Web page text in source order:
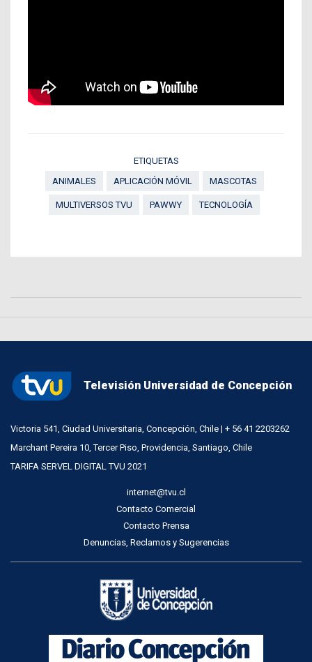
ETIQUETAS
ANIMALES
APLICACIÓN MÓVIL MASCOTAS
MULTIVERSOS TVU PAWWY TECNOLOGÍA
Televisión Universidad de Concepción
Victoria 541, Ciudad Universitaria, Concepción, Chile | + 56 41 2203262
Marchant Pereira 10, Tercer Piso, Providencia, Santiago, Chile
TARIFA SERVEL DIGITAL TVU 2021
internet@tvu.cl
Contacto Comercial
Contacto Prensa
Denuncias, Reclamos y Sugerencias